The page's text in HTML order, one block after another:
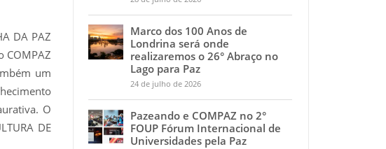
DA PAZ
COMPAZ
um
O
DE
Marco dos 100 Anos de
Londrina será onde
realizaremos o 26° Abraço no
Lago para Paz
24 de julho de 2026
Pazeando e COMPAZ no 2°
FOUP Fórum Internacional de
Universidades pela Paz